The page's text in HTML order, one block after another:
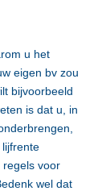
u het
eigen bv zou
bijvoorbeeld
is dat u, in
regels voor
wel dat